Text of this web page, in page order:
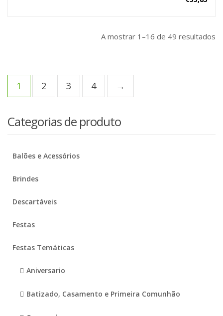
A mostrar 1–16 de 49 resultados
1 2 3 4 →
Categorias de produto
Balões e Acessórios
Brindes
Descartáveis
Festas
Festas Temáticas
Aniversario
Batizado, Casamento e Primeira Comunhão